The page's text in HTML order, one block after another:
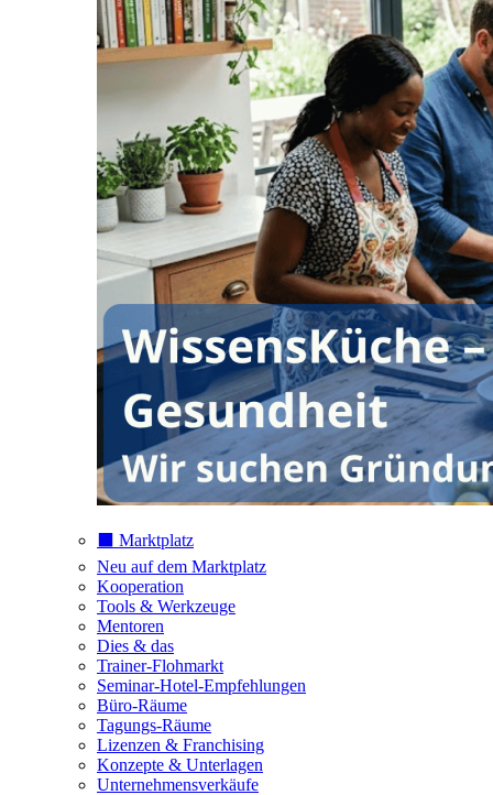
⬛️ Marktplatz
Neu auf dem Marktplatz
Kooperation
Tools & Werkzeuge
Mentoren
Dies & das
Trainer-Flohmarkt
Seminar-Hotel-Empfehlungen
Büro-Räume
Tagungs-Räume
Lizenzen & Franchising
Konzepte & Unterlagen
Unternehmensverkäufe